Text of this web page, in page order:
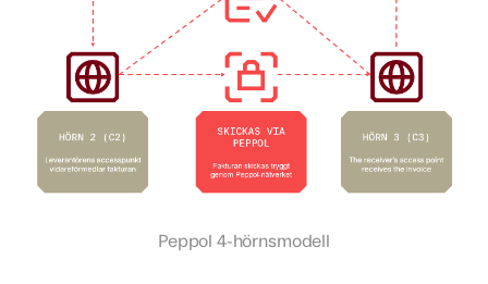
Peppol 4-hörnsmodell